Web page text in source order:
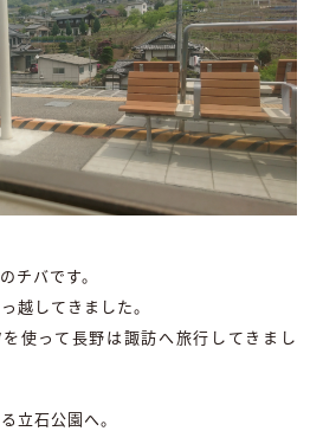
チバです。
越してきました。
使って長野は諏訪へ旅行してきまし
立石公園へ。